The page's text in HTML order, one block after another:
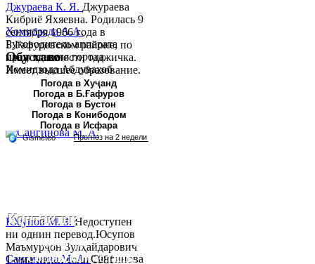
Хомидзода А.А.
Руководитель аппарата
председателя города
Хомидзода Абдувахоб
Абдумаджид родился 8
июня 1978 года в городе
Худжанде. По
национальности...
Сангинова М. А.Сангинова
Джураева К. Я. Джураева
Кибриё Яхяевна. Родилась 9
сентября 1966 года в
Б.Гафуровском районе, по
национальности таджичка.
Имеет высшее образование.
В 1997 ...
Юсупов М. З.Недоступен
ни однин перевод.Юсупов
Маъмурҷон Зулҳайдарович
1-уми июни соли 1981
Обу хаво
Погода в Хуҷанд
Погода в Б.Ғафуров
Погода в Бустон
Погода в Конибодом
Погода в Исфара
Контакты:
Республика Таджикистан,
Согдийскый область,